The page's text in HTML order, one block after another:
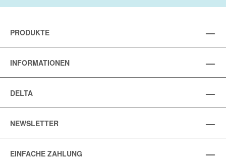
PRODUKTE
INFORMATIONEN
DELTA
NEWSLETTER
EINFACHE ZAHLUNG